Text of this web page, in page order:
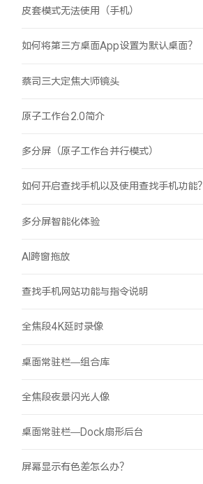
皮套模式无法使用（手机）
如何将第三方桌面App设置为默认桌面？
蔡司三大定焦大师镜头
原子工作台2.0简介
多分屏（原子工作台并行模式）
如何开启查找手机以及使用查找手机功能？
多分屏智能化体验
AI跨窗拖放
查找手机网站功能与指令说明
全焦段4K延时录像
桌面常驻栏—组合库
全焦段夜景闪光人像
桌面常驻栏—Dock扇形后台
屏幕显示有色差怎么办？